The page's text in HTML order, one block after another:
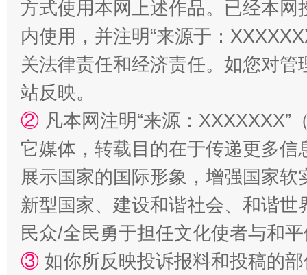
阿坝州三大球赛在茂县开幕 规模
国家大学科技园优化重塑工作
方式使用本网上述作品。已经本
内使用，并注明“来源于：
关法律责任和经济责任。如您对
站反映。
② 凡本网注明“来源：
它媒体，转载目的在于传递更多
展示国家的国际形象，增强国家
新型国家、建设和谐社会、和谐
民众/全民勇于担任文化使者与和
③ 如你所反映投诉报料和投稿的